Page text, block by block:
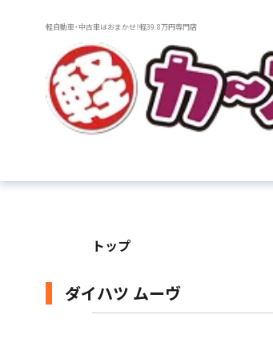
軽自動車・中古車はおまかせ！軽39.8万円専門店
トップ
ダイハツ ムーヴ